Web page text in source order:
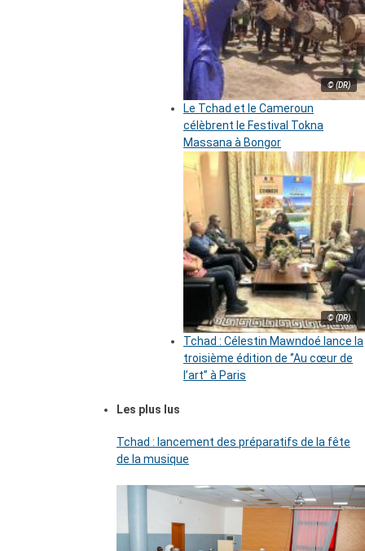
© (DR)
Le Tchad et le Cameroun
célèbrent le Festival Tokna
Massana à Bongor
© (DR)
Tchad : Célestin Mawndoé lance la
troisième édition de ‘’Au cœur de
l’art’’ à Paris
Les plus lus
Tchad : lancement des préparatifs de la fête
de la musique